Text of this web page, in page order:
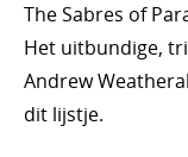
The Sabres of
Het uitbundige,
Andrew
dit lijstje.